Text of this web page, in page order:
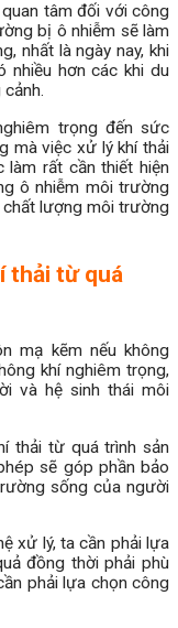
tâm đối với công
bị ô nhiễm sẽ làm
nhất là ngày nay, khi
nhiều hơn các khi du
trọng đến sức
mà việc xử lý khí thải
làm rất cần thiết hiện
ô nhiễm môi trường
chất lượng môi trường
thải từ quá
mạ kẽm nếu không
khí nghiêm trọng,
và hệ sinh thái môi
thải từ quá trình sản
sẽ góp phần bảo
sống của người
xử lý, ta cần phải lựa
đồng thời phải phù
phải lựa chọn công